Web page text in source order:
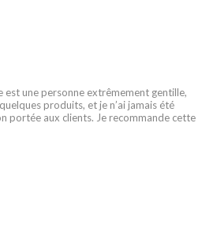
est une personne extrêmement gentille,
produits, et je n’ai jamais été
portée aux clients. Je recommande cette